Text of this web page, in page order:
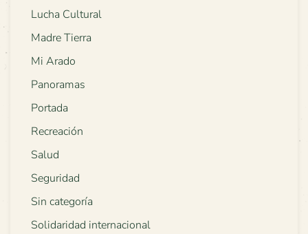
Lucha Cultural
Madre Tierra
Mi Arado
Panoramas
Portada
Recreación
Salud
Seguridad
Sin categoría
Solidaridad internacional